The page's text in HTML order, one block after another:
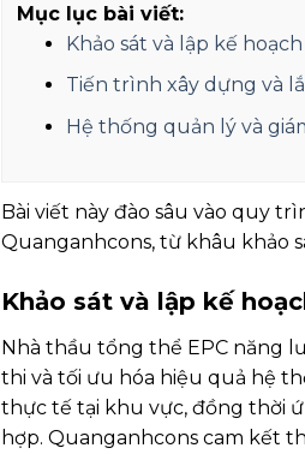
Mục lục bài viết:
Khảo sát và lập kế
Tiến trình xây dựng và
Hệ thống quản lý và
Bài viết này đào sâu vào quy
Quanganhcons, từ khâu khảo
Khảo sát và lập kế
Nhà thầu tổng thể EPC năng
thi và tối ưu hóa hiệu quả hệ
thực tế tại khu vực, đồng thời
hợp. Quanganhcons cam kết